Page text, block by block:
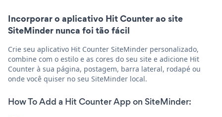
Incorporar o aplicativo Hit Counter ao site
SiteMinder nunca foi tão fácil
Crie seu aplicativo Hit Counter SiteMinder personalizado,
combine com o estilo e as cores do seu site e adicione Hit
Counter à sua página, postagem, barra lateral, rodapé ou
onde você quiser no seu SiteMinder local.
How To Add a Hit Counter App on SiteMinder: